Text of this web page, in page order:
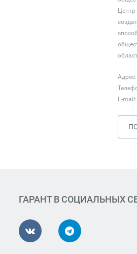
E-mail:
ГАРАНТ В СОЦИАЛЬНЫХ